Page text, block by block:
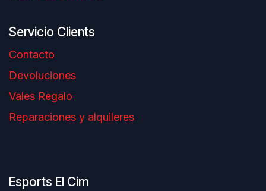
Servicio Clients
Contacto
Devoluciones
Vales Regalo
Reparaciones y alquileres
Esports El Cim